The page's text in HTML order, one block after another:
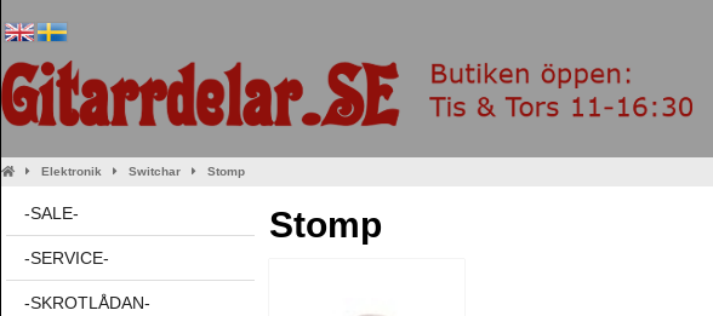
Elektronik Switchar Stomp
-SALE-
-SERVICE-
-SKROTLÅDAN-
Stomp